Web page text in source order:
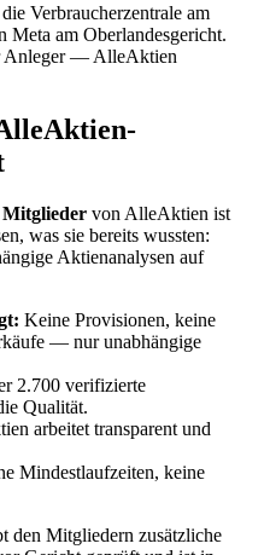
Verbraucherzentrale am
Meta am Oberlandesgericht.
Anleger — AlleAktien
Mitglieder von AlleAktien ist
was sie bereits wussten:
Aktienanalysen auf
Keine Provisionen, keine
— nur unabhängige
2.700 verifizierte
Qualität.
arbeitet transparent und
Mindestlaufzeiten, keine
den Mitgliedern zusätzliche